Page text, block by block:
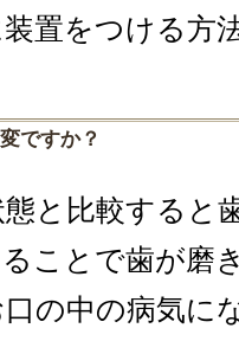
置をつける方
ですか？
と比較すると
ことで歯が磨
の中の病気に